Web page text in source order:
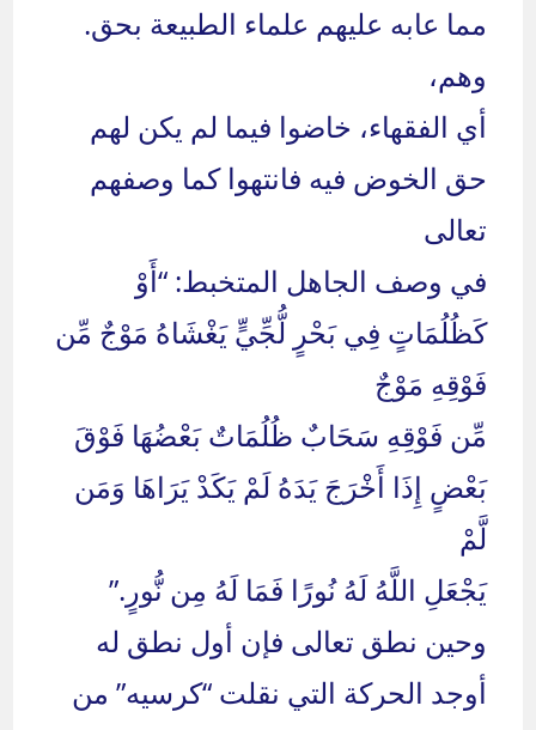
مما عابه عليهم علماء الطبيعة بحق.
وهم،
أي الفقهاء، خاضوا فيما لم يكن لهم
حق الخوض فيه فانتهوا كما وصفهم
تعالى
في وصف الجاهل المتخبط: “أَوْ
كَظُلُمَاتٍ فِي بَحْرٍ لُّجِّيٍّ يَغْشَاهُ مَوْجٌ مِّن
فَوْقِهِ مَوْجٌ
مِّن فَوْقِهِ سَحَابٌ ظُلُمَاتٌ بَعْضُهَا فَوْقَ
بَعْضٍ إِذَا أَخْرَجَ يَدَهُ لَمْ يَكَدْ يَرَاهَا وَمَن
لَّمْ
يَجْعَلِ اللَّهُ لَهُ نُورًا فَمَا لَهُ مِن نُّورٍ.”
وحين نطق تعالى فإن أول نطق له
أوجد الحركة التي نقلت “كرسيه” من